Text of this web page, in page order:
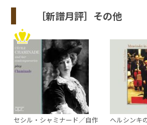
［新譜月評］その他
セシル・シャミナード／自作
ヘルシンキ